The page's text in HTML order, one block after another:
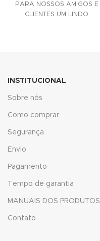
panel
panel
panel
panel
PARA NOSSOS AMIGOS E
CLIENTES UM LINDO
INSTITUCIONAL
Sobre nós
Como comprar
Segurança
Envio
Pagamento
Tempo de garantia
MANUAIS DOS PRODUTOS
Contato